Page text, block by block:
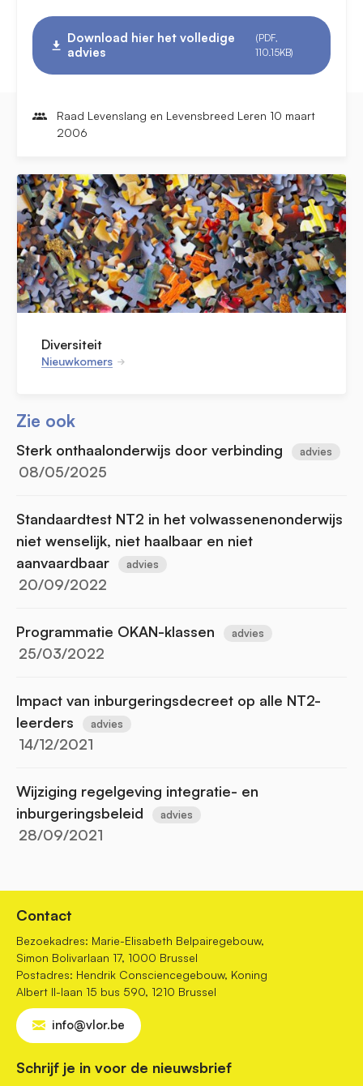
Download hier het volledige
advies
(PDF,
110.15KB)
Raad Levenslang en Levensbreed Leren 10 maart
2006
Diversiteit
Nieuwkomers
Zie ook
Sterk onthaalonderwijs door verbinding advies
08/05/2025
Standaardtest NT2 in het volwassenenonderwijs
niet wenselijk, niet haalbaar en niet
aanvaardbaar
advies
20/09/2022
Programmatie OKAN-klassen advies
25/03/2022
Impact van inburgeringsdecreet op alle NT2-
leerders
advies
14/12/2021
Wijziging regelgeving integratie- en
inburgeringsbeleid
advies
28/09/2021
Contact
Bezoekadres: Marie-Elisabeth Belpairegebouw,
Simon Bolivarlaan 17, 1000 Brussel
Postadres: Hendrik Consciencegebouw, Koning
Albert II-laan 15 bus 590, 1210 Brussel
info@vlor.be
Schrijf je in voor de nieuwsbrief